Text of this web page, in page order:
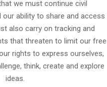
we must continue civil
ability to share and access
also carry on tracking and
that threaten to limit our free
rights to express ourselves,
think, create and explore
ideas.